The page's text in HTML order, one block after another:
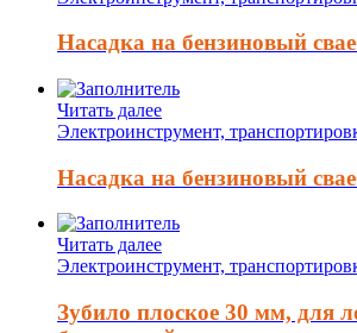
Насадка на бензиновый
Читать далее
Электроинструмент,
Насадка на бензиновый
Читать далее
Электроинструмент,
Зубило плоское 30 мм, для